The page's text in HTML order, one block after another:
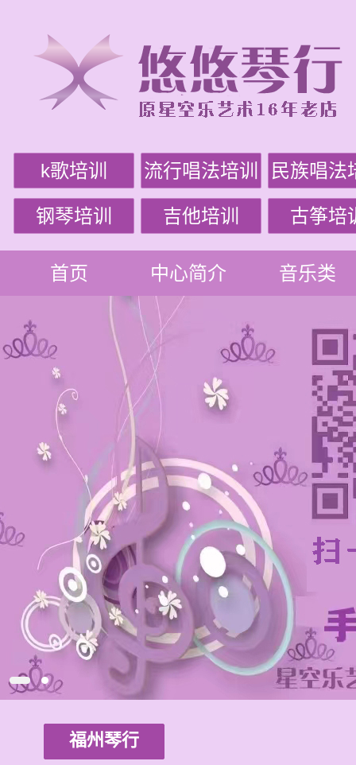
k歌培训 流行唱法培训 民族唱法
钢琴培训 吉他培训 古筝培
首页 中心简介 音乐类
福州琴行